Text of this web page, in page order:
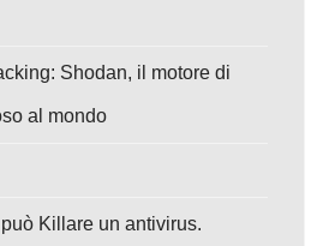
Shodan, il motore di
al mondo
Killare un antivirus.